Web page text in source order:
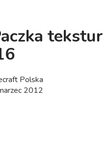
tekstur
Polska
2012